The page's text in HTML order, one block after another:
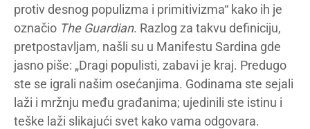
protiv desnog populizma i primitivizma“ kako ih je
označio The Guardian. Razlog za takvu definiciju,
pretpostavljam, našli su u Manifestu Sardina gde
jasno piše: „Dragi populisti, zabavi je kraj. Predugo
ste se igrali našim osećanjima. Godinama ste sejali
laži i mržnju među građanima; ujedinili ste istinu i
teške laži slikajući svet kako vama odgovara.